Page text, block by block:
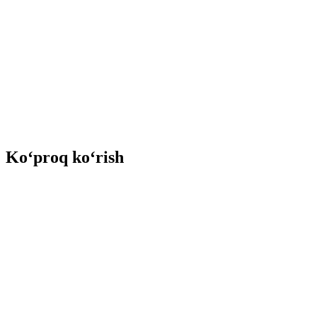
Ko‘proq ko‘rish